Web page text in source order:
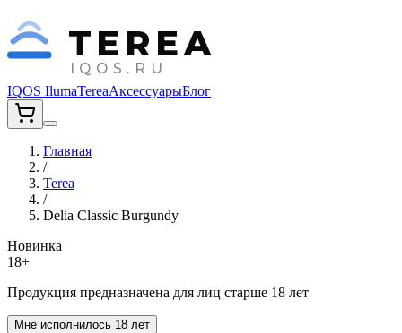
TEREA
IQOS.RU
IQOS IlumaTereaАксессуарыБлог
Главная
/
Terea
/
Delia Classic Burgundy
Новинка
18+
Продукция предназначена для лиц старше 18 лет
Мне исполнилось 18 лет